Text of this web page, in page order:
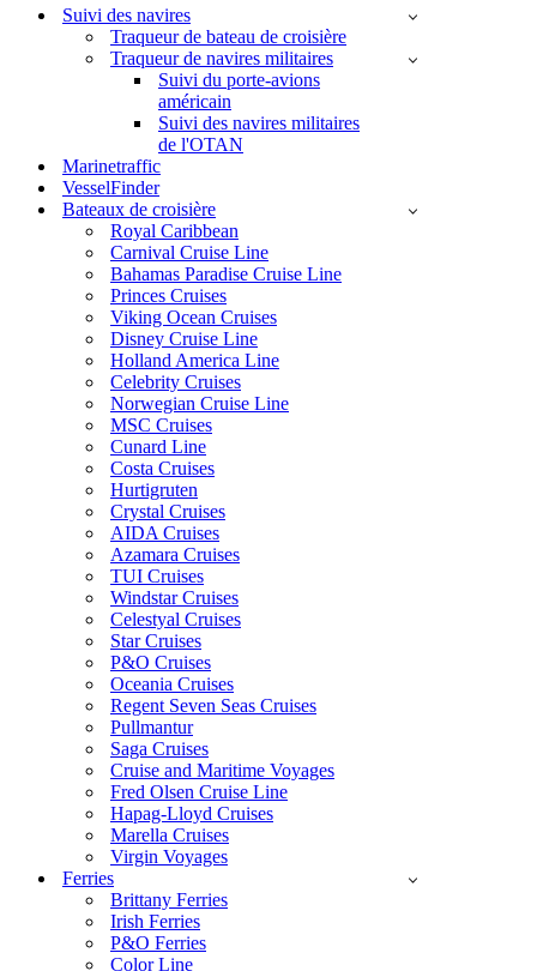
navigationSuivi des navires
Traqueur de bateau de croisière
Traqueur de navires militaires
Suivi du porte-avions
américain
Suivi des navires militaires
de l'OTAN
Marinetraffic
VesselFinder
Bateaux de croisière
Royal Caribbean
Carnival Cruise Line
Bahamas Paradise Cruise Line
Princes Cruises
Viking Ocean Cruises
Disney Cruise Line
Holland America Line
Celebrity Cruises
Norwegian Cruise Line
MSC Cruises
Cunard Line
Costa Cruises
Hurtigruten
Crystal Cruises
AIDA Cruises
Azamara Cruises
TUI Cruises
Windstar Cruises
Celestyal Cruises
Star Cruises
P&O Cruises
Oceania Cruises
Regent Seven Seas Cruises
Pullmantur
Saga Cruises
Cruise and Maritime Voyages
Fred Olsen Cruise Line
Hapag-Lloyd Cruises
Marella Cruises
Virgin Voyages
Ferries
Brittany Ferries
Irish Ferries
P&O Ferries
Color Line